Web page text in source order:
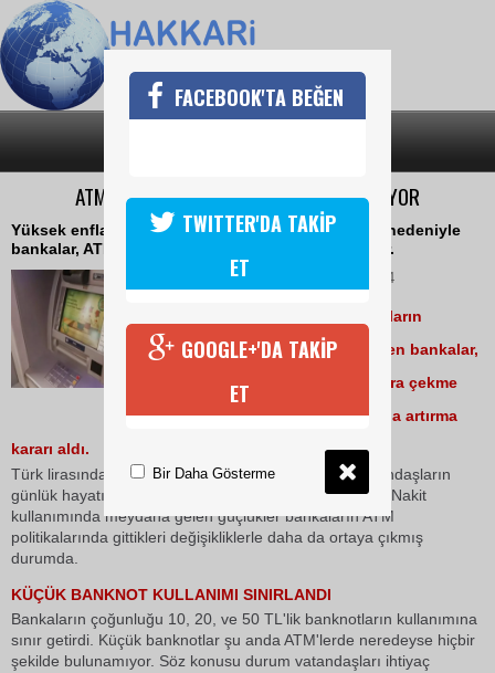
ATM'LERDE YENİ DÖNEM 1 OCAK'TA BAŞLIYOR
Yüksek enflasyon ve Türk lirasındaki değer kaybı nedeniyle
bankalar, ATM politikalarında değişikliklere gidiyor.
13 Kasım 2024 Çarşamba 17:44
10, 20 ve 50 TL'lik banknotların
kullanımına sınırlama getiren bankalar,
1 Ocak itibariyle günlük para çekme
limitlerini yüzde 50 oranında artırma
kararı aldı.
Türk lirasındaki değer kaybı ve yüksek enflasyon vatandaşların
günlük hayatını olumsuz yönde etkilemeyi sürdürüyor. Nakit
kullanımında meydana gelen güçlükler bankaların ATM
politikalarında gittikleri değişikliklerle daha da ortaya çıkmış
durumda.
KÜÇÜK BANKNOT KULLANIMI SINIRLANDI
Bankaların çoğunluğu 10, 20, ve 50 TL'lik banknotların kullanımına
sınır getirdi. Küçük banknotlar şu anda ATM'lerde neredeyse hiçbir
şekilde bulunamıyor. Söz konusu durum vatandaşları ihtiyaç
FACEBOOK'TA BEĞEN
TWITTER'DA TAKİP
ET
GOOGLE+'DA TAKİP
ET
Bir Daha Gösterme